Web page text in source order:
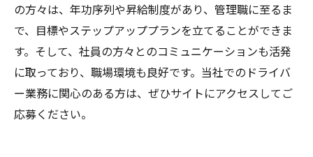
の方々は、年功序列や昇給制度があり、管理職に至るま
で、目標やステップアッププランを立てることができま
す。そして、社員の方々とのコミュニケーションも活発
に取っており、職場環境も良好です。当社でのドライバ
ー業務に関心のある方は、ぜひサイトにアクセスしてご
応募ください。